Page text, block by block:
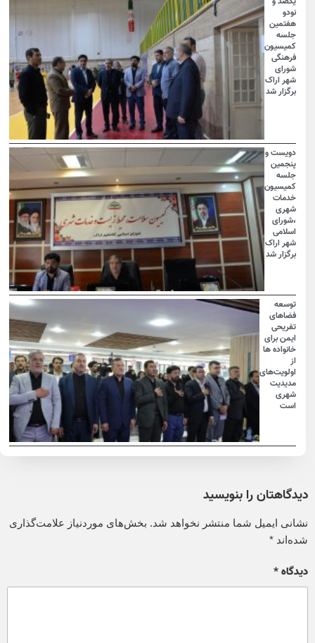
نودو
هفتمین
جلسه
کمیسیون
فرهنگی
شورای
شهر اراک
برگزار شد
دویست و
پنجمین
جلسه
کمیسیون
خدمات
شهری
،شورای
اسلامی
شهر اراک
برگزار شد
توسعه
فضاهای
تفریحی
ایمن برای
خانواده ها
اولویت‌های
مدیدیت
شهری
است
دیدگاهتان را بنویسید
نشانی ایمیل شما منتشر نخواهد شد. بخش‌های موردنیاز علامت‌گذاری
شده‌اند*
دیدگاه*